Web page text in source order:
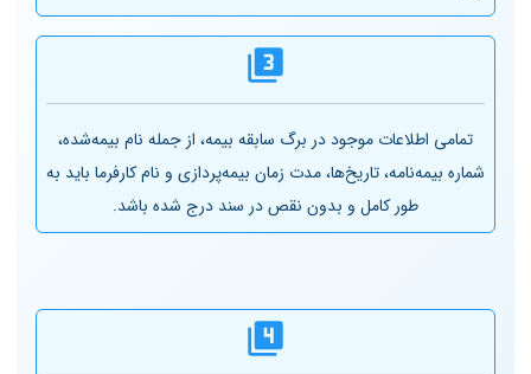
تمامی اطلاعات موجود در برگ سابقه بیمه، از جمله نام بیمه‌شده،
شماره بیمه‌نامه، تاریخ‌ها، مدت زمان بیمه‌پردازی و نام کارفرما باید به
طور کامل و بدون نقص در سند درج شده باشد.